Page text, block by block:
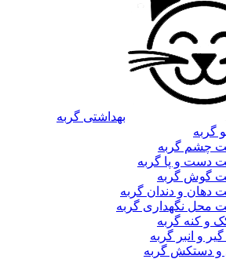
بهداشتی گربه
گربه
چشم گربه
دست و پا گربه
گوش گربه
دهان و دندان گربه
محل نگهداری گربه
و کنه گربه
و انبر گربه
دستکش گربه